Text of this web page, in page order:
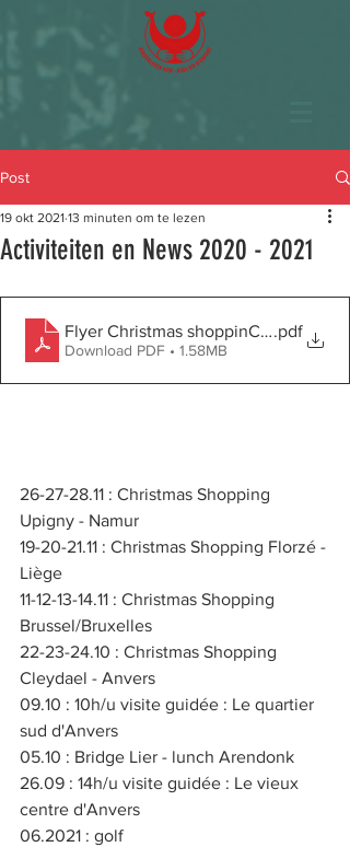
Post
Activiteiten en News 2020 - 2021
19 okt 2021 13 minuten om te lezen
Flyer Christmas shoppinCleydael
.pdf
Download PDF • 1.58MB
26-27-28.11 : Christmas Shopping
Upigny - Namur
19-20-21.11 : Christmas Shopping Florzé -
Liège
11-12-13-14.11 : Christmas Shopping
Brussel/Bruxelles
22-23-24.10 : Christmas Shopping
Cleydael - Anvers
09.10 : 10h/u visite guidée : Le quartier
sud d'Anvers
05.10 : Bridge Lier - lunch Arendonk
26.09 : 14h/u visite guidée : Le vieux
centre d'Anvers
06.2021 : golf